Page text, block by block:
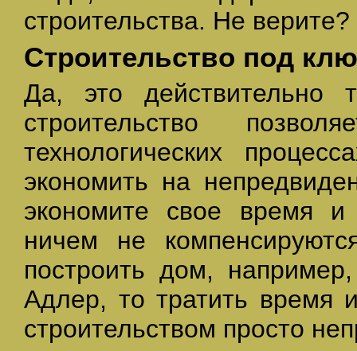
строительства. Не верите?
Строительство под
Да, это действительно
строительство
технологических
экономить на
экономите свое время
ничем не
построить дом,
Адлер, то тратить
строительством просто